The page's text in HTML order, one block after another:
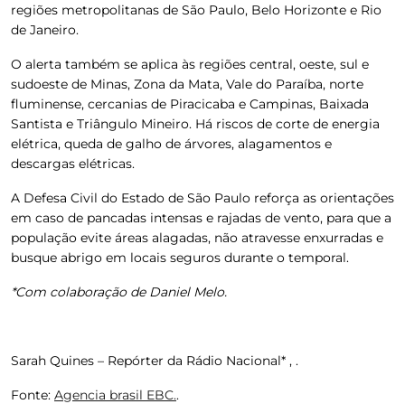
regiões metropolitanas de São Paulo, Belo Horizonte e Rio
de Janeiro.
O alerta também se aplica às regiões central, oeste, sul e
sudoeste de Minas, Zona da Mata, Vale do Paraíba, norte
fluminense, cercanias de Piracicaba e Campinas, Baixada
Santista e Triângulo Mineiro. Há riscos de corte de energia
elétrica, queda de galho de árvores, alagamentos e
descargas elétricas.
A Defesa Civil do Estado de São Paulo reforça as orientações
em caso de pancadas intensas e rajadas de vento, para que a
população evite áreas alagadas, não atravesse enxurradas e
busque abrigo em locais seguros durante o temporal.
*Com colaboração de Daniel Melo.
Sarah Quines – Repórter da Rádio Nacional* , .
Fonte: Agencia brasil EBC..